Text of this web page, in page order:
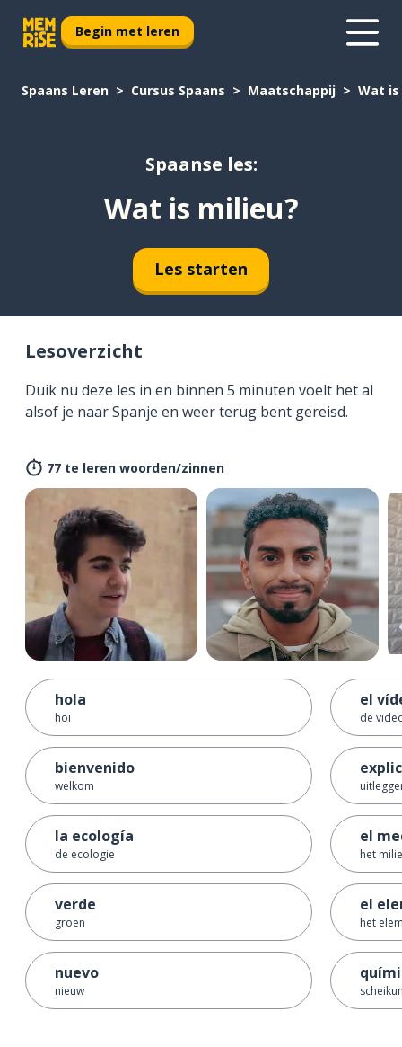
Begin met leren
Spaans Leren Cursus Spaans Maatschappij Wat
Spaanse les:
Wat is milieu?
Les starten
Lesoverzicht
Duik nu deze les in en binnen 5 minuten voelt het al
alsof je naar Spanje en weer terug bent gereisd.
77 te leren woorden/zinnen
hola
hoi
bienvenido
welkom
la ecología
de ecologie
verde
groen
nuevo
nieuw
el
de
el
het
el
het